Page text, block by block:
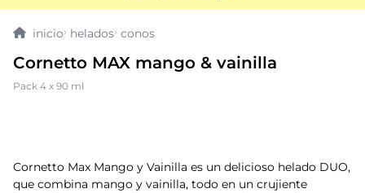
helados conos
Cornetto MAX mango & vainilla
Pack 4 x 90 ml
Cornetto Max Mango y Vainilla es un delicioso helado DUO,
que combina mango y vainilla, todo en un crujiente
1. helados sirena
3. patatas
5. verduras